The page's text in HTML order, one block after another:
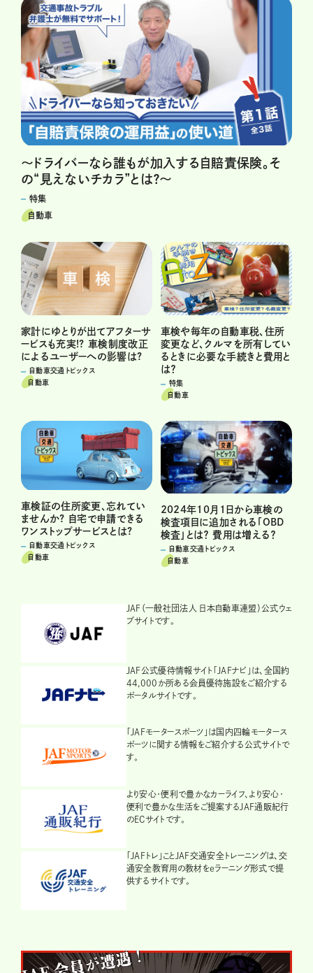
～ドライバーなら誰もが加入する自賠責保険。そ
の“見えないチカラ”とは？～
特集
自動車
家計にゆとりが出てアフターサ
ービスも充実!? 車検制度改正
によるユーザーへの影響は?
自動車交通トピックス
自動車
車検や毎年の自動車税、住所
変更など、クルマを所有してい
るときに必要な手続きと費用と
は？
特集
自動車
車検証の住所変更、忘れてい
ませんか? 自宅で申請できる
ワンストップサービスとは?
自動車交通トピックス
自動車
2024年10月1日から車検の
検査項目に追加される「OBD
検査」とは？ 費用は増える？
自動車交通トピックス
自動車
JAF（一般社団法人 日本自動車連盟）公式ウェ
ブサイトです。
JAF公式優待情報サイト「JAFナビ」は、全国約
44,000か所ある会員優待施設をご紹介する
ポータルサイトです。
「JAFモータースポーツ」は国内四輪モータース
ポーツに関する情報をご紹介する公式サイトで
す。
より安心・便利で豊かなカーライフ、より安心・
便利で豊かな生活をご提案するJAF通販紀行
のECサイトです。
「JAFトレ」ことJAF交通安全トレーニングは、交
通安全教育用の教材をeラーニング形式で提
供するサイトです。